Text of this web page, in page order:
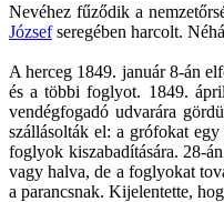
Nevéhez fűződik a
Józsefseregében harcolt.
A herceg 1849. január 8-án
és a többi foglyot. 1849.
vendégfogadó udvarára
szállásolták el: a grófokat
foglyok kiszabadítására. 28-
vagy halva, de a foglyokat
a parancsnak. Kijelentette,